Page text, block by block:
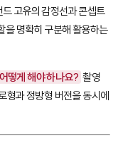
고유의 감정선과 콘셉트
을 명확히 구분해 활용하는
떻게 해야 하나요? 촬영
형과 정방형 버전을 동시에